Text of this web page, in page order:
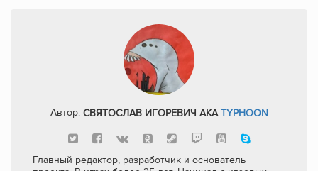
Автор: СВЯТОСЛАВ ИГОРЕВИЧ AKATYPHOON
Главный редактор, разработчик и основатель